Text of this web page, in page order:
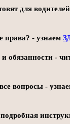
для
права? - узнаем
обязанности -
вопросы -